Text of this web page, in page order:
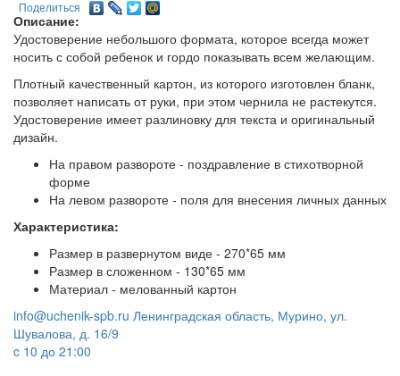
Поделиться
Описание:
Удостоверение небольшого формата, которое всегда может
носить с собой ребенок и гордо показывать всем желающим.
Плотный качественный картон, из которого изготовлен бланк,
позволяет написать от руки, при этом чернила не растекутся.
Удостоверение имеет разлиновку для текста и оригинальный
дизайн.
На правом развороте - поздравление в стихотворной
форме
На левом развороте - поля для внесения личных данных
Характеристика:
Размер в развернутом виде - 270*65 мм
Размер в сложенном - 130*65 мм
Материал - мелованный картон
info@uchenik-spb.ru Ленинградская область, Мурино, ул.
Шувалова, д. 16/9
c 10 до 21:00